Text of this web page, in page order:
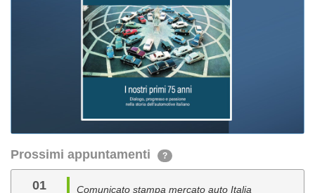
Prossimi appuntamenti ?
01 Comunicato stampa mercato auto Italia